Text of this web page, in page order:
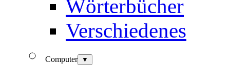
Wörterbücher
Verschiedenes
Computer ▼